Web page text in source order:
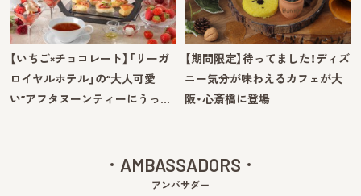
【いちご×チョコレート】「リーガ
ロイヤルホテル」の“大人可愛
い”アフタヌーンティーにうっ…
【期間限定】待ってました！ディズ
ニー気分が味わえるカフェが大
阪・心斎橋に登場
AMBASSADORS
アンバサダー